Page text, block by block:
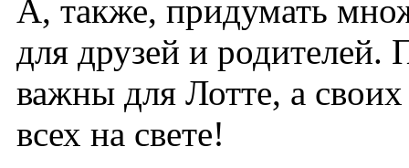
А, также, придумать
для друзей и родителей.
важны для Лотте, а
всех на свете!